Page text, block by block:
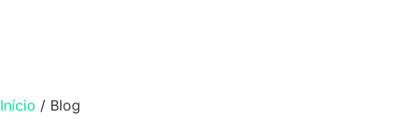
Início / Blog